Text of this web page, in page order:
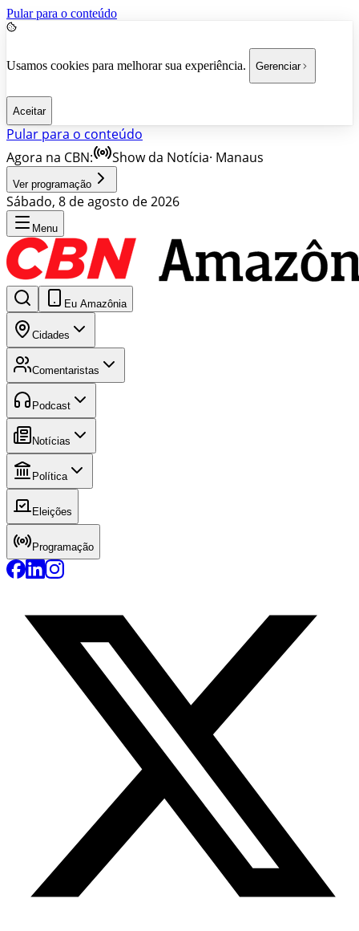
Pular para o conteúdo
Usamos cookies para melhorar sua experiência. Gerenciar
Aceitar
Pular para o conteúdo
Agora na CBN:
Show da Notícia· Manaus
Ver programação
Sábado, 8 de agosto de 2026
Menu
Eu Amazônia
Cidades
Comentaristas
Podcast
Notícias
Política
Eleições
Programação